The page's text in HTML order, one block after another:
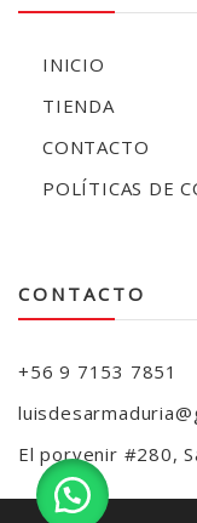
INICIO
TIENDA
CONTACTO
POLÍTICAS DE
CONTACTO
+56 9 7153 7851
El porvenir #280,